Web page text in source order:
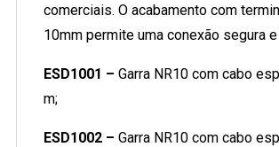
comerciais. O acabamento com
10mm permite uma conexão segura
ESD1001 – Garra NR10 com cabo
m;
ESD1002 – Garra NR10 com cabo